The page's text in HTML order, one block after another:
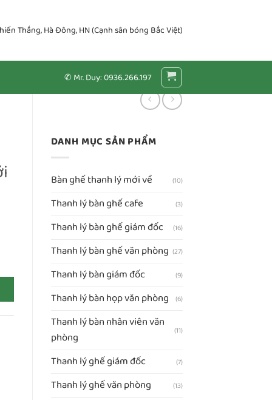
Thắng, Hà Đông, HN (Cạnh sân bóng Bắc Việt)
✆ Mr. Duy: 0936.266.197
DANH MỤC SẢN PHẨM
Bàn ghế thanh lý mới về (10)
Thanh lý bàn ghế cafe (3)
Thanh lý bàn ghế giám đốc (16)
Thanh lý bàn ghế văn phòng (27)
Thanh lý bàn giám đốc (9)
Thanh lý bàn họp văn phòng (6)
Thanh lý bàn nhân viên văn
phòng
(11)
Thanh lý ghế giám đốc (7)
Thanh lý ghế văn phòng (13)
mới 100% (BCG400) số lượng